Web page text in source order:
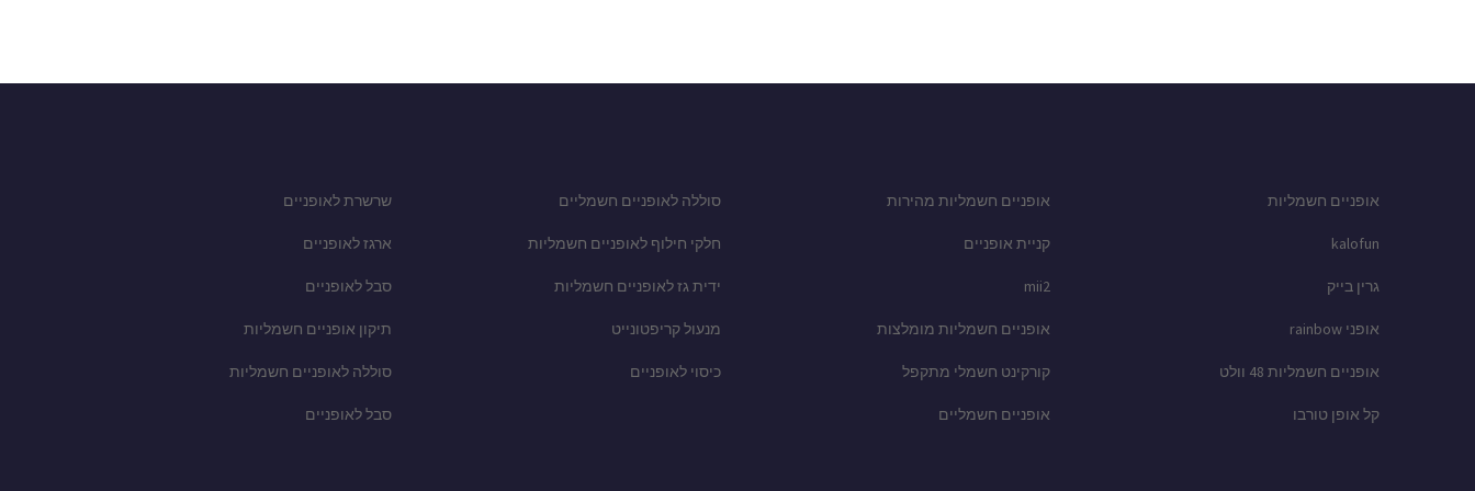
אופניים חשמליות
kalofun
גרין בייק
אופני rainbow
אופניים חשמליות 48 וולט
קל אופן טורבו
אופניים חשמליות מהירות
קניית אופניים
mii2
אופניים חשמליות מומלצות
קורקינט חשמלי מתקפל
אופניים חשמליים
סוללה לאופניים חשמליים
חלקי חילוף לאופניים חשמליות
ידית גז לאופניים חשמליות
מנעול קריפטונייט
כיסוי לאופניים
שרשרת לאופניים
ארגז לאופניים
סבל לאופניים
תיקון אופניים חשמליות
סוללה לאופניים חשמליות
סבל לאופניים